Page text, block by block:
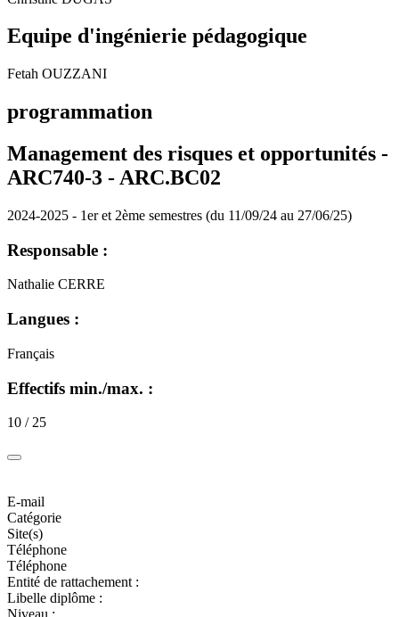
Equipe d'ingénierie pédagogique
Fetah OUZZANI
programmation
Management des risques et opportunités -
ARC740-3 - ARC.BC02
2024-2025 - 1er et 2ème semestres (du 11/09/24 au 27/06/25)
Responsable :
Nathalie CERRE
Langues :
Français
Effectifs min./max. :
10 / 25
E-mail
Catégorie
Site(s)
Téléphone
Téléphone
Entité de rattachement :
Libelle diplôme :
Niveau :